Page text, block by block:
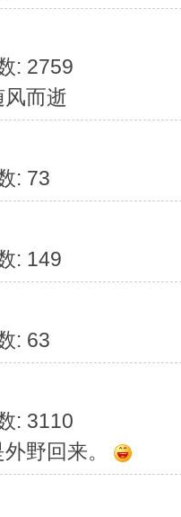
: 2759
而逝
: 73
: 149
: 63
: 3110
野回来。